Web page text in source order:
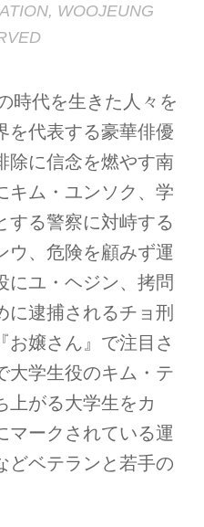
WOOJEUNG
時代を生きた人々を
を代表する豪華俳優
除に信念を燃やす南
キム・ユンソク、学
する警察に対峙する
ウ、危険を顧みず運
にユ・ヘジン、拷問
に逮捕されるチョ刑
お嬢さん』で注目さ
大学生役のキム・テ
上がる大学生をカ
マークされている運
どベテランと若手の